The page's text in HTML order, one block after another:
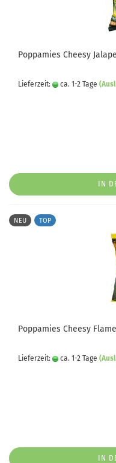
Poppamies Cheesy
Lieferzeit: ca. 1-2 Tage
IN
NEU TOP
Poppamies Cheesy
Lieferzeit: ca. 1-2 Tage
IN